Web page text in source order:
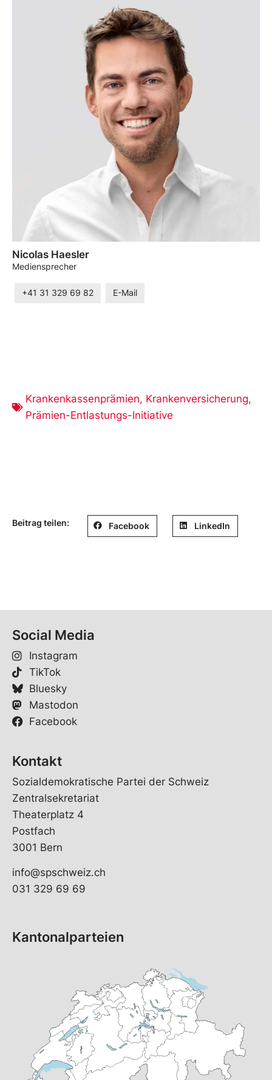
Nicolas Haesler
Mediensprecher
+41 31 329 69 82 E-Mail
Krankenkassenprämien, Krankenversicherung,
Prämien-Entlastungs-Initiative
Beitrag teilen: Facebook LinkedIn
Social Media
Instagram
TikTok
Bluesky
Mastodon
Facebook
Kontakt
Sozialdemokratische Partei der Schweiz
Zentralsekretariat
Theaterplatz 4
Postfach
3001 Bern
info@spschweiz.ch
031 329 69 69
Kantonalparteien